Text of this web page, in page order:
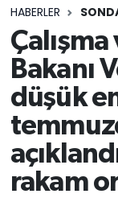
HABERLER
Bakanı
düşük
rakam
EĞİTİM
SİYASET
MAGAZİN
Tüm
Son
Haber